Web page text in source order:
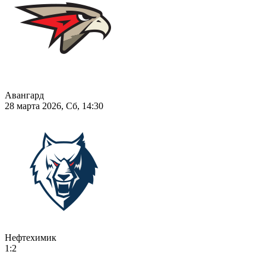
Авангард
28 марта 2026, Сб, 14:30
Нефтехимик
1:2